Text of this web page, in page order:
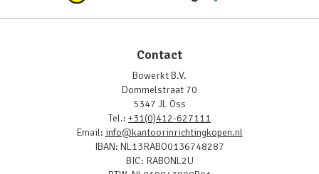
Contact
Bowerkt B.V.
Dommelstraat 70
5347 JL Oss
Tel.: +31(0)412-627111
Email: info@kantoorinrichtingkopen.nl
IBAN: NL13RABO0136748287
BIC: RABONL2U